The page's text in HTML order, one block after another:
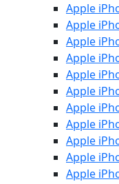
Apple
Apple
Apple
Apple
Apple
Apple
Apple
Apple
Apple
Apple
Apple